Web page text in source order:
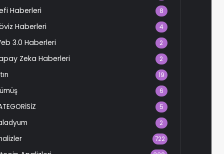
Haberleri 8
Haberleri 4
3.0 Haberleri 2
Zeka Haberleri 2
19
6
5
2
722